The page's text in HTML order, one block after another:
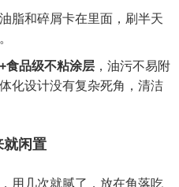
脂和碎屑卡在里面，刷半天
食品级不粘涂层 ，油污不易附
化设计没有复杂死角，清洁
就闲置
用几次就腻了，放在角落吃